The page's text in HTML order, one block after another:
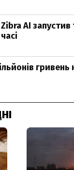
AI
гривень